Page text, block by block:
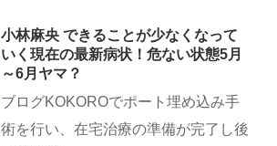
小林麻央 できることが少なくなって
いく現在の最新病状！危ない状態5月
～6月ヤマ？
ブログKOKOROでポート埋め込み手
術を行い、在宅治療の準備が完了し後